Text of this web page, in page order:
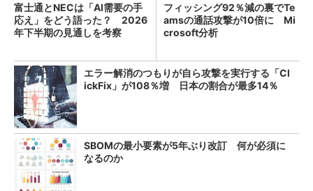
富士通とNECは「AI需要の手
応え」をどう語った？ 2026
年下半期の見通しを考察
フィッシング92％減の裏でTe
amsの通話攻撃が10倍に Mi
crosoft分析
エラー解消のつもりが自ら攻撃を実行する「Cl
ickFix」が108％増 日本の割合が最多14％
SBOMの最小要素が5年ぶり改訂 何が必須に
なるのか